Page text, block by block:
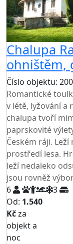
Chalupa
ohništěm,
Číslo objektu:
Romantické
v létě, lyžování a
chalupa tvoří
paprskovité
Českém ráji.
prostředí lesa.
leží nedaleko
jsou rovněž
6
3
Od: 1.540
Kčza
objekt a
noc